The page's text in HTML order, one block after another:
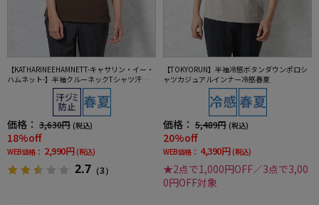
【KATHARINEEHAMNETT-キャサリン・イー・
ハムネット-】半袖クルーネックTシャツ汗じみ
価格： 3,630円 (税込)
18%off
WEB価格： 2,990円 (税込)
2.7 （3）
【TOKYORUN】半袖冷感ボタンダウンポロシ
ャツカジュアルインナー冷感春夏
価格： 5,489円 (税込)
20%off
WEB価格： 4,390円 (税込)
★2点で1,000円OFF／3点で3,00
0円OFF対象